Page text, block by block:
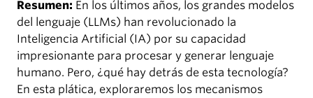
Resumen: En los últimos años, los grandes modelos
del lenguaje (LLMs) han revolucionado la
Inteligencia Artificial (IA) por su capacidad
impresionante para procesar y generar lenguaje
humano. Pero, ¿qué hay detrás de esta tecnología?
En esta plática, exploraremos los mecanismos